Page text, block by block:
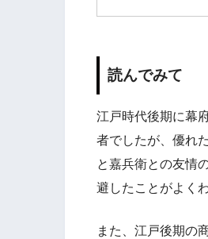
読んでみて
江戸時代後期に幕
者でしたが、優れ
と嘉兵衛との友情
避したことがよく
また、江戸後期の